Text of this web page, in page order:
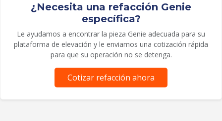
¿Necesita una refacción Genie
específica?
Le ayudamos a encontrar la pieza Genie adecuada para su
plataforma de elevación y le enviamos una cotización rápida
para que su operación no se detenga.
Cotizar refacción ahora